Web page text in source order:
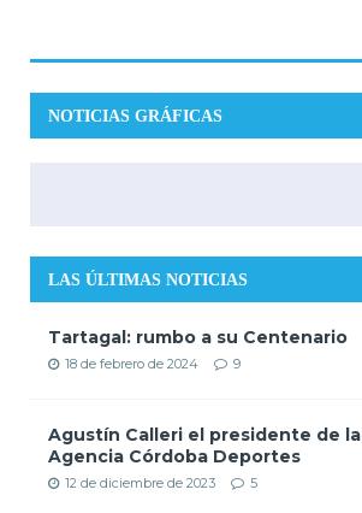
NOTICIAS GRÁFICAS
LAS ÚLTIMAS NOTICIAS
Tartagal: rumbo a su Centenario
18 de febrero de 2024 9
Agustín Calleri el presidente de la
Agencia Córdoba Deportes
12 de diciembre de 2023 5